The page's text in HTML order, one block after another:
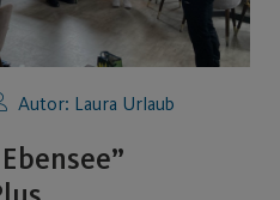
interessanter
Vortrag von
Dr. med.
als 50
gespannt seinen
Siggi Kaiser